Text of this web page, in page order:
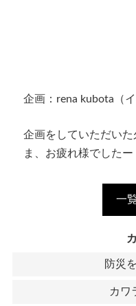
企画：rena kubota（
企画をしていただい
ま、お疲れ様でしたー
一
防災
カワ